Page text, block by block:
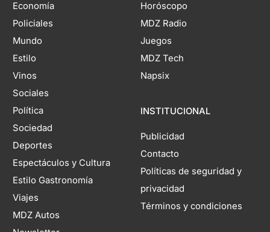
Economía
Policiales
Mundo
Estilo
Vinos
Sociales
Política
Sociedad
Deportes
Espectáculos y Cultura
Estilo Gastronomía
Viajes
MDZ Autos
Horóscopo
MDZ Radio
Juegos
MDZ Tech
Napsix
INSTITUCIONAL
Publicidad
Contacto
Políticas de seguridad y
privacidad
Términos y condiciones